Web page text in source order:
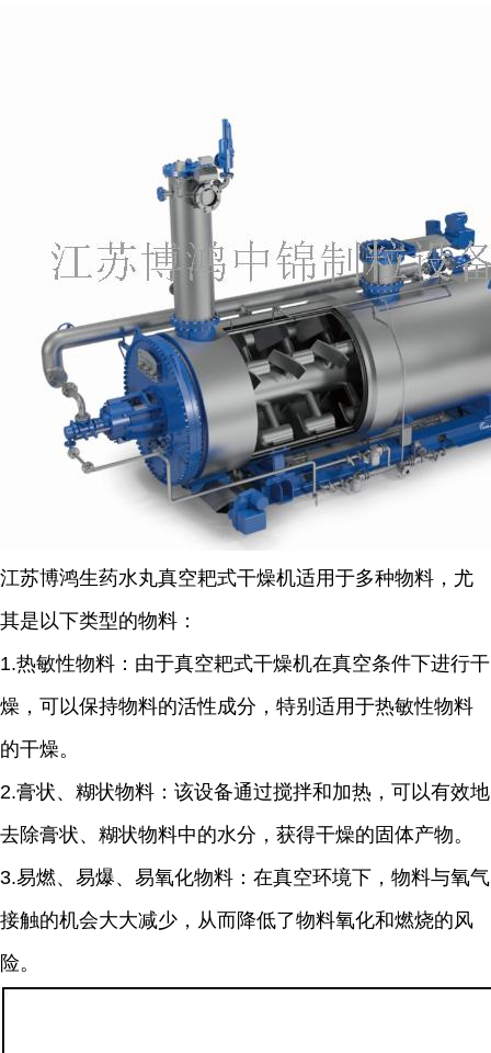
江苏博鸿生药水丸真空耙式干燥机适用于多种物料，尤
其是以下类型的物料：
1.热敏性物料：由于真空耙式干燥机在真空条件下进行干
燥，可以保持物料的活性成分，特别适用于热敏性物料
的干燥。
2.膏状、糊状物料：该设备通过搅拌和加热，可以有效地
去除膏状、糊状物料中的水分，获得干燥的固体产物。
3.易燃、易爆、易氧化物料：在真空环境下，物料与氧气
接触的机会大大减少，从而降低了物料氧化和燃烧的风
险。